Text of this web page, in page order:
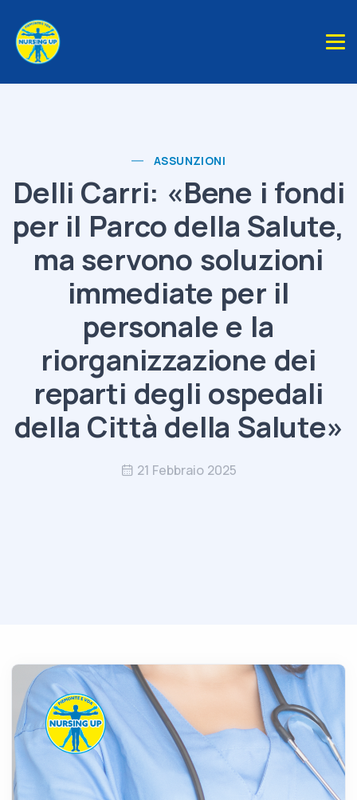
ASSUNZIONI
Delli Carri: «Bene i fondi
per il Parco della Salute,
ma servono soluzioni
immediate per il
personale e la
riorganizzazione dei
reparti degli ospedali
della Città della Salute»
21 Febbraio 2025